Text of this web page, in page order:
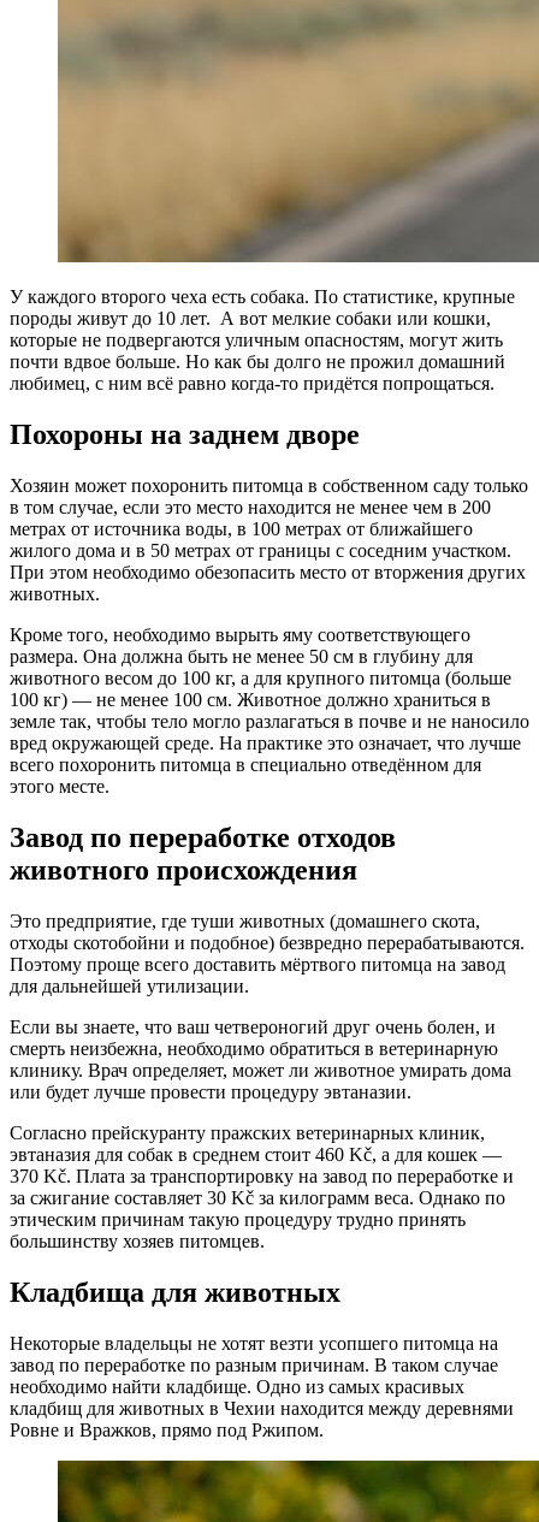
У каждого второго чеха есть собака. По статистике, крупные
породы живут до 10 лет. А вот мелкие собаки или кошки,
которые не подвергаются уличным опасностям, могут жить
почти вдвое больше. Но как бы долго не прожил домашний
любимец, с ним всё равно когда-то придётся попрощаться.
Похороны на заднем дворе
Хозяин может похоронить питомца в собственном саду только
в том случае, если это место находится не менее чем в 200
метрах от источника воды, в 100 метрах от ближайшего
жилого дома и в 50 метрах от границы с соседним участком.
При этом необходимо обезопасить место от вторжения других
животных.
Кроме того, необходимо вырыть яму соответствующего
размера. Она должна быть не менее 50 см в глубину для
животного весом до 100 кг, а для крупного питомца (больше
100 кг) — не менее 100 см. Животное должно храниться в
земле так, чтобы тело могло разлагаться в почве и не наносило
вред окружающей среде. На практике это означает, что лучше
всего похоронить питомца в специально отведённом для
этого месте.
Завод по переработке отходов
животного происхождения
Это предприятие, где туши животных (домашнего скота,
отходы скотобойни и подобное) безвредно перерабатываются.
Поэтому проще всего доставить мёртвого питомца на завод
для дальнейшей утилизации.
Если вы знаете, что ваш четвероногий друг очень болен, и
смерть неизбежна, необходимо обратиться в ветеринарную
клинику. Врач определяет, может ли животное умирать дома
или будет лучше провести процедуру эвтаназии.
Согласно прейскуранту пражских ветеринарных клиник,
эвтаназия для собак в среднем стоит 460 Kč, а для кошек —
370 Kč. Плата за транспортировку на завод по переработке и
за сжигание составляет 30 Kč за килограмм веса. Однако по
этическим причинам такую ​​процедуру трудно принять
большинству хозяев питомцев.
Кладбища для животных
Некоторые владельцы не хотят везти усопшего питомца на
завод по переработке по разным причинам. В таком случае
необходимо найти кладбище. Одно из самых красивых
кладбищ для животных в Чехии находится между деревнями
Ровне и Вражков, прямо под Ржипом.